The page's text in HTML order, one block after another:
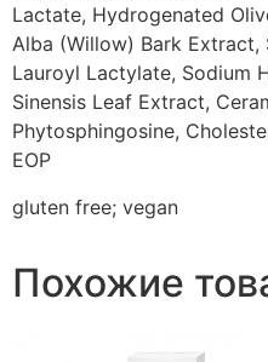
Lactate, Hydrogenated
Alba (Willow) Bark Extract,
Lauroyl Lactylate, Sodium
Sinensis Leaf Extract,
Phytosphingosine,
EOP
gluten free; vegan
Похожие